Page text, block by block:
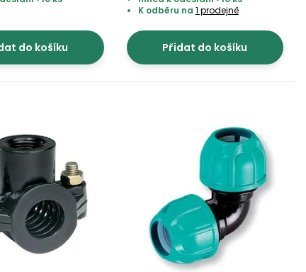
do košíku
K odběru na 1 prodejně
Přidat do košíku